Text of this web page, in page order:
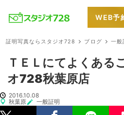
WEB予
証明写真ならスタジオ728 ブログ 一般
ＴＥＬにてよくある
オ728秋葉原店
2016.10.08
秋葉原
一般証明